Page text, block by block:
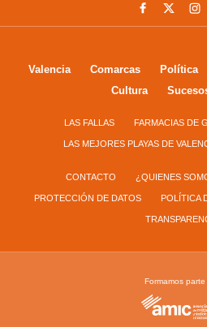
Valencia Comarcas Política
Cultura
LAS FALLAS FARMACIAS DE
LAS MEJORES PLAYAS DE
CONTACTO ¿QUIENES
PROTECCIÓN DE DATOS POLÍTICA
Formamos parte